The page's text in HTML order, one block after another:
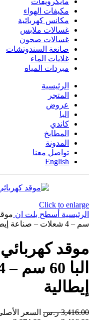
مكيفات الهواء
مكانس كهربائية
غسالات ملابس
غسالات صحون
صانعة السندوتشات
غلايات الماء
مبردات المياه
الرئيسية
المتجر
عروض
البا
كاندي
المطابخ
المدونة
تواصل معنا
English
Click to enlarge
الرئيسية أسطح بلت ان
سم – 4 شعلات – صناعة إيطالية
موقد
إيطالية
3,416.00 ر.س السعر